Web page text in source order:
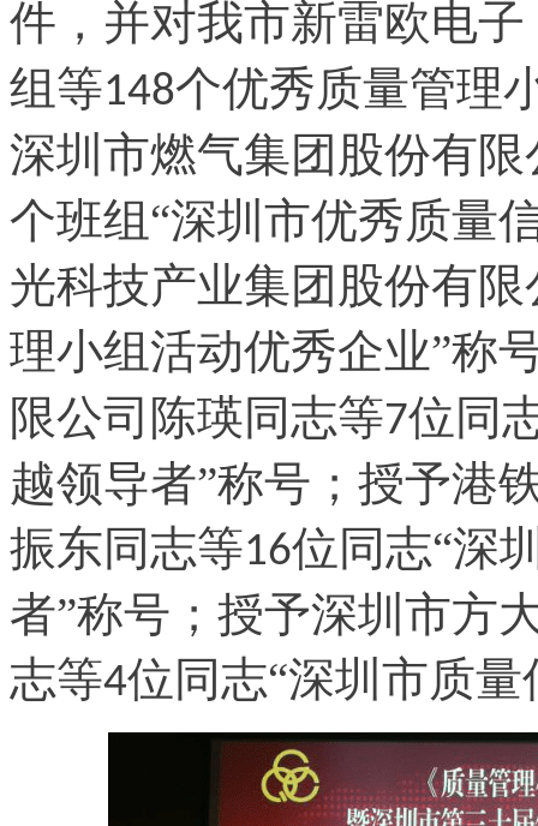
件，并对我市新雷欧电
组等148个优秀质量管理
深圳市燃气集团股份有
个班组“深圳市优秀质量
光科技产业集团股份有限
理小组活动优秀企业”称
限公司陈瑛同志等7位同
越领导者”称号；授予港
振东同志等16位同志“深
者”称号；授予深圳市方
志等4位同志“深圳市质